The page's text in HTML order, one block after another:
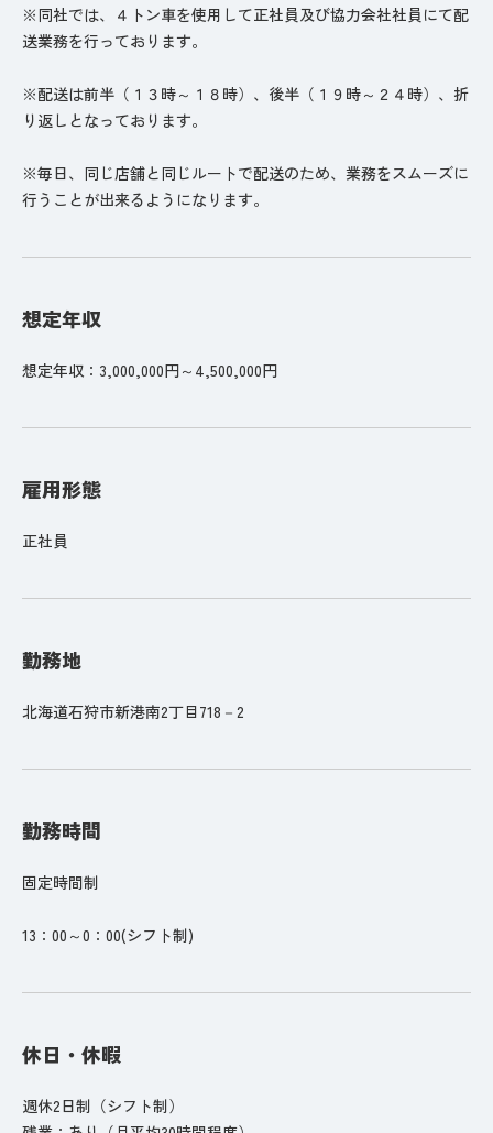
※同社では、４トン車を使用して正社員及び協力会社社員にて配
送業務を行っております。
※配送は前半（１３時～１８時）、後半（１９時～２４時）、折
り返しとなっております。
※毎日、同じ店舗と同じルートで配送のため、業務をスムーズに
行うことが出来るようになります。
想定年収
想定年収：3,000,000円～4,500,000円
雇用形態
正社員
勤務地
北海道石狩市新港南2丁目718－2
勤務時間
固定時間制
13：00～0：00(シフト制)
休日・休暇
週休2日制（シフト制）